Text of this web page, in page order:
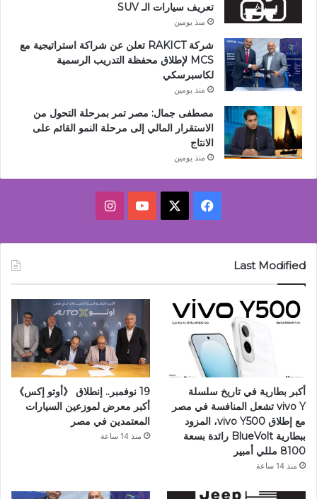
تعريف سيارات الـ SUV
منذ يومين
شركة RAKICT تعلن عن شراكة استراتيجية مع
MCS لإطلاق محفظة التدريب الرسمية
لكاسبرسكي
منذ يومين
مصطفى جمال: مصر تمر بمرحلة التحول من
الاستقرار المالي إلى مرحلة النمو القائم على
الانتاج
منذ يومين
فيسبوك ‫YouTubeانستقرام
Last Modified
أكبر بطارية في تاريخ سلسلة
vivo Y تشعل المنافسة في مصر
مع إطلاق vivo Y500، المزود
ببطارية BlueVolt رائدة بسعة
8100 مللي أمبير
منذ 14 ساعة
19 نوفمبر.. إنطلاق 《أوتو إكس》
أكبر معرض لموزعين السيارات
المعتمدين في مصر
منذ 14 ساعة